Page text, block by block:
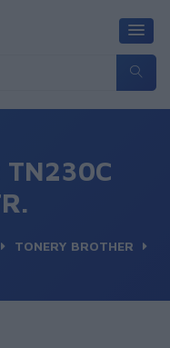
TN230C
TONERY BROTHER